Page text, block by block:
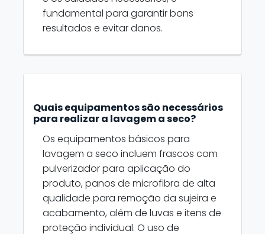
fundamental para garantir bons
resultados e evitar danos.
Quais equipamentos são necessários
para realizar a lavagem a seco?
Os equipamentos básicos para
lavagem a seco incluem frascos com
pulverizador para aplicação do
produto, panos de microfibra de alta
qualidade para remoção da sujeira e
acabamento, além de luvas e itens de
proteção individual. O uso de